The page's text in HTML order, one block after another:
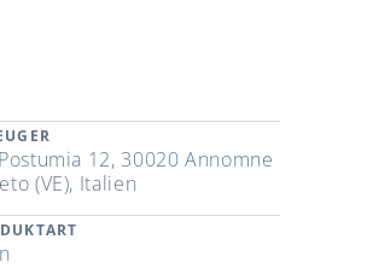
12, 30020 Annomne
(VE), Italien